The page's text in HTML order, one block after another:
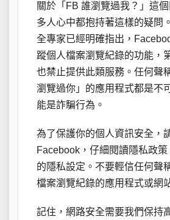
關於「FB 誰瀏覽過我？」這
多人心中都抱持著這樣的疑問
全專家已經明確指出，
蹤個人檔案瀏覽紀錄的功能，
也禁止提供此類服務。任何聲
瀏覽過你」的應用程式都是不
能是詐騙行為。
為了保護你的個人資訊安全，
Facebook，仔細閱讀隱私政
的隱私設定。不要輕信任何聲
檔案瀏覽紀錄的應用程式或網
記住，網路安全需要我們保持